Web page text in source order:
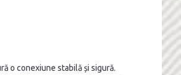
o conexiune stabilă și sigură.